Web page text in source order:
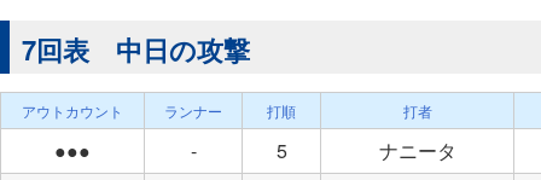
7回表 中日の攻撃
アウトカウント ランナー 打順 打者
●●● - 5
ナニータ